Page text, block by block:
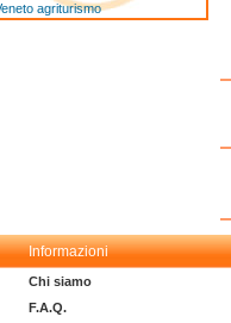
agriturismo
Informazioni
Chi siamo
F.A.Q.